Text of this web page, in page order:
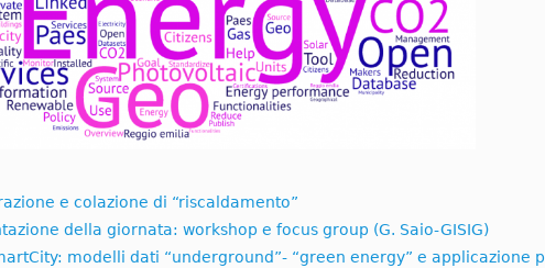
e colazione di “riscaldamento”
della giornata: workshop e focus group (G. Saio-GISIG)
modelli dati “underground”- “green energy” e applicazione